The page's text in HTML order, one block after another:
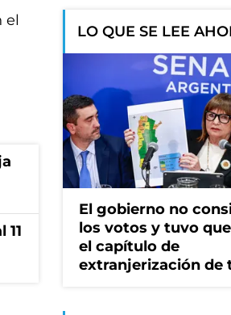
el
LO QUE SE LEE
El gobierno no
los votos y tuvo
el capítulo de
extranjerización de